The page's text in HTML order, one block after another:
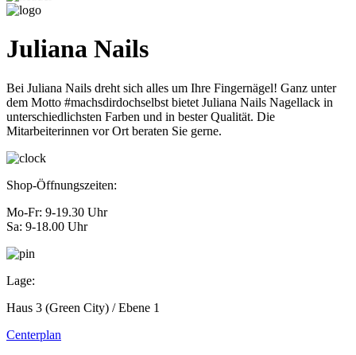
Juliana Nails
Bei Juliana Nails dreht sich alles um Ihre Fingernägel! Ganz unter
dem Motto #machsdirdochselbst bietet Juliana Nails Nagellack in
unterschiedlichsten Farben und in bester Qualität. Die
Mitarbeiterinnen vor Ort beraten Sie gerne.
Shop-Öffnungszeiten:
Mo-Fr: 9-19.30 Uhr
Sa: 9-18.00 Uhr
Lage:
Haus 3 (Green City) / Ebene 1
Centerplan